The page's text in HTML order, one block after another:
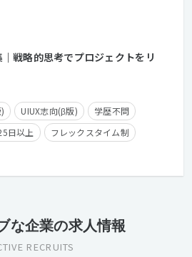
戦略的思考でプロジェクトをリ
UIUX志向(β版)
学歴不問
日以上
フレックスタイム制
多数
な企業の求人情報
RECRUITS